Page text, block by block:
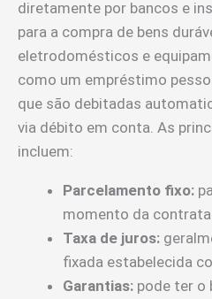
diretamente por bancos e
para a compra de bens
eletrodomésticos e
como um empréstimo
que são debitadas
via débito em conta. As
incluem:
Parcelamento fixo:
momento da
Taxa de juros:
fixada estabelecida
Garantias: pode ter o